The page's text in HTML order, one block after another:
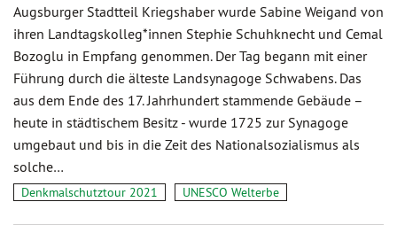
Augsburger Stadtteil Kriegshaber wurde Sabine Weigand von
ihren Landtagskolleg*innen Stephie Schuhknecht und Cemal
Bozoglu in Empfang genommen. Der Tag begann mit einer
Führung durch die älteste Landsynagoge Schwabens. Das
aus dem Ende des 17. Jahrhundert stammende Gebäude –
heute in städtischem Besitz - wurde 1725 zur Synagoge
umgebaut und bis in die Zeit des Nationalsozialismus als
solche…
Denkmalschutztour 2021 UNESCO Welterbe